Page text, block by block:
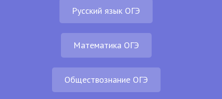
Русский язык ОГЭ
Математика ОГЭ
Обществознание ОГЭ